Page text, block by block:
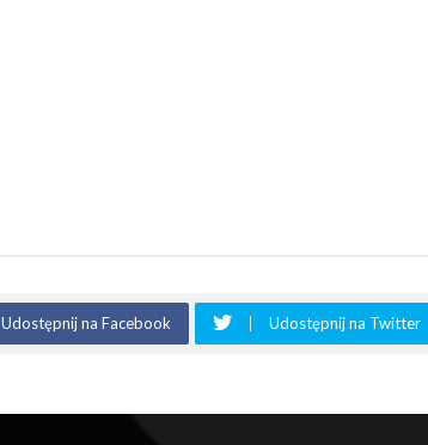
Udostępnij na Facebook Udostępnij na Twitter